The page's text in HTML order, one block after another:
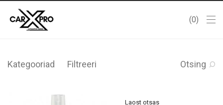
0
Kategooriad Filtreeri Otsing